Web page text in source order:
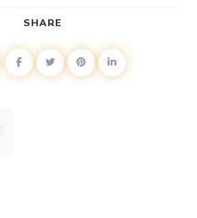
SHARE